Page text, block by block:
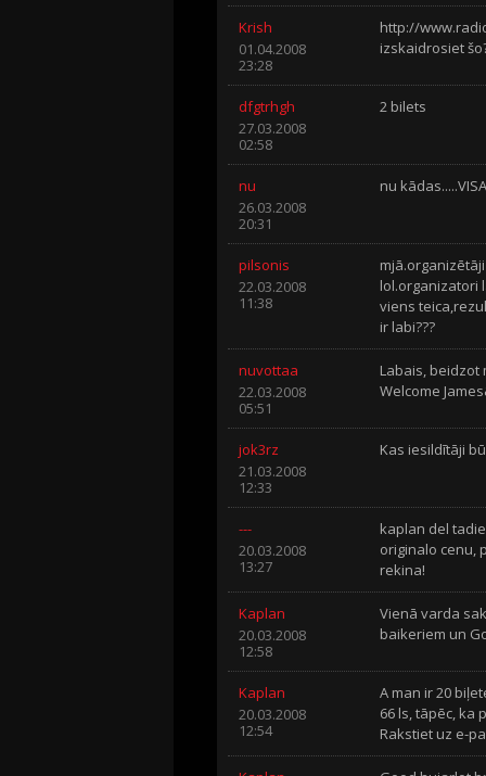
Krish
01.04.2008
23:28
http://
izskaidrosiet
dfgtrhgh
27.03.2008
02:58
2 bilets
nu
26.03.2008
20:31
nu
pilsonis
22.03.2008
11:38
lol.organizatori
viens
ir labi???
nuvottaa
22.03.2008
05:51
Labais, beidzot
Welcome
jok3rz
21.03.2008
12:33
Kas iesildītāji
---
20.03.2008
13:27
kaplan del
originalo cenu,
rekina!
Kaplan
20.03.2008
12:58
Vienā varda
baikeriem un
Kaplan
20.03.2008
12:54
A man ir 20
66 ls, tāpēc, ka
Rakstiet uz e-